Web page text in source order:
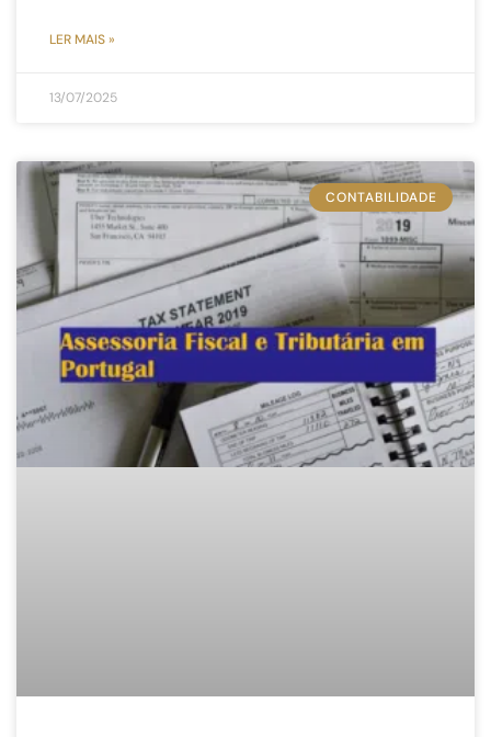
LER MAIS »
13/07/2025
CONTABILIDADE